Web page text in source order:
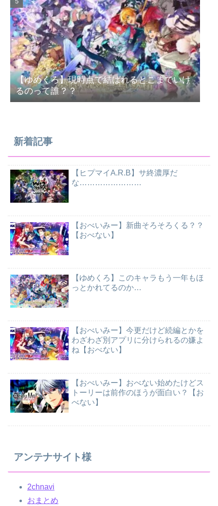
【ゆめくろ】現時点で結ばれるとこまでいけ
るのって誰？？
新着記事
【ヒプマイA.R.B】サ終濃厚だ
な……………………
【おべいみー】新曲そろそろくる？？
【おべない】
【ゆめくろ】このキャラもう一年もほ
っとかれてるのか…
【おべいみー】今更だけど続編とかを
わざわざ別アプリに分けられるの嫌よ
ね【おべない】
【おべいみー】おべない始めたけどス
トーリーは前作のほうが面白い？【お
べない】
アンテナサイト様
2chnavi
おまとめ